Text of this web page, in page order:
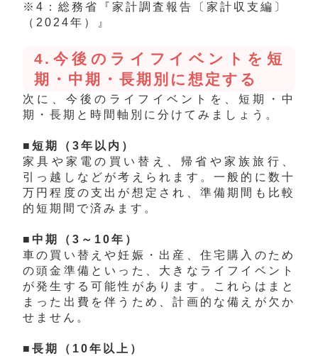
※4：総務省『家計調査報告〔家計収支編〕
（2024年）』
4.今後のライフイベントを短
期・中期・長期別に想定する
次に、今後のライフイベントを、短期・中
期・長期 と時間軸別に分けてみましょう。
■短期（3年以内）
家具や家電の買い替え、帰省や家族旅行、
引っ越しなどが考えられます。一般的に数十
万円程度の支出が想定され、準備期間も比較
的短期間で済みます。
■中期（3～10年）
車の買い替えや妊娠・出産、住宅購入のため
の頭金準備といった、大きなライフイベント
が発生する可能性があります。これらはまと
まった出費を伴うため、計画的な備えが欠か
せません。
■長期（10年以上）